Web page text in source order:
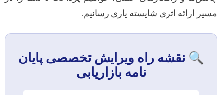
مسیر ارائه اثری شایسته یاری رسانیم.
🔍 نقشه راه ویرایش تخصصی پایان
نامه بازاریابی